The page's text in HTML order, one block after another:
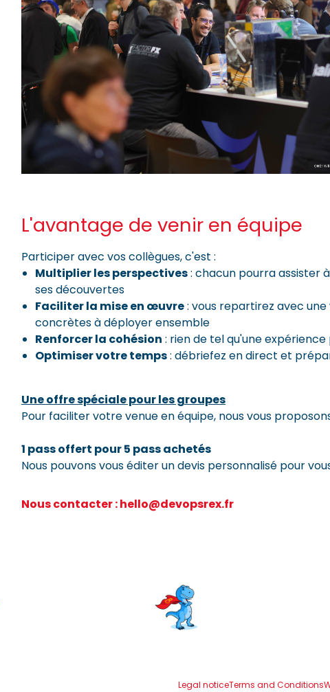
L'avantage de venir en équipe
Participer avec vos collègues, c'est :
Multiplier les perspectives: chacun pourra assister
ses découvertes
Faciliter la mise en œuvre: vous repartirez avec
concrètes à déployer ensemble
Renforcer la cohésion : rien de tel qu'une
Optimiser votre temps: débriefez en direct et
Une offre spéciale pour les groupes
Pour faciliter votre venue en équipe, nous vous
1 pass offert pour 5 pass achetés
Nous pouvons vous éditer un devis personnalisé pour
Nous contacter : hello@devopsrex.fr
Legal noticeTerms and Conditions